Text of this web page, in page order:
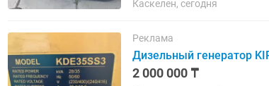
Каскелен, сегодня
Реклама
Дизельный генератор
2 000 000 ₸